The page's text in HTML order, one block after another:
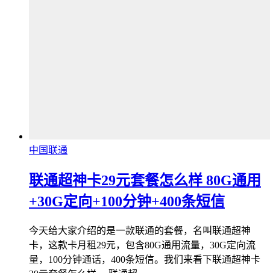
中国联通
联通超神卡29元套餐怎么样 80G通用
+30G定向+100分钟+400条短信
今天给大家介绍的是一款联通的套餐，名叫联通超神
卡，这款卡月租29元，包含80G通用流量，30G定向流
量，100分钟通话，400条短信。我们来看下联通超神卡